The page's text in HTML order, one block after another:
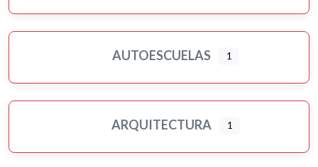
AUTOESCUELAS 1
ARQUITECTURA 1